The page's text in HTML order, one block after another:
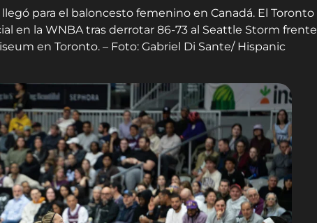
para el baloncesto femenino en Canadá. El Toronto
en la WNBA tras derrotar 86-73 al Seattle Storm frente
en Toronto. – Foto: Gabriel Di Sante/ Hispanic